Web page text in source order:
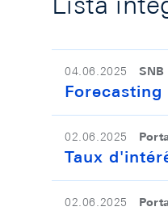
04.06.2025
02.06.2025
Taux
02.06.2025